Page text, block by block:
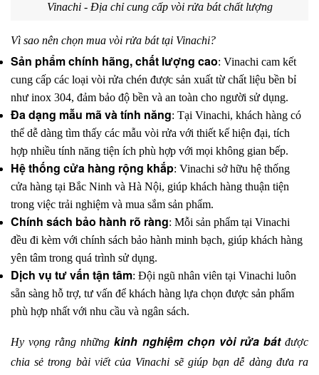
Vinachi - Địa chỉ cung cấp vòi rửa bát chất lượng
Vì sao nên chọn mua vòi rửa bát tại Vinachi?
Sản phẩm chính hãng, chất lượng cao: Vinachi cam kết
cung cấp các loại vòi rửa chén được sản xuất từ chất liệu bền bỉ
như inox 304, đảm bảo độ bền và an toàn cho người sử dụng.
Đa dạng mẫu mã và tính năng: Tại Vinachi, khách hàng có
thể dễ dàng tìm thấy các mẫu vòi rửa với thiết kế hiện đại, tích
hợp nhiều tính năng tiện ích phù hợp với mọi không gian bếp.
Hệ thống cửa hàng rộng khắp: Vinachi sở hữu hệ thống
cửa hàng tại Bắc Ninh và Hà Nội, giúp khách hàng thuận tiện
trong việc trải nghiệm và mua sắm sản phẩm.
Chính sách bảo hành rõ ràng: Mỗi sản phẩm tại Vinachi
đều đi kèm với chính sách bảo hành minh bạch, giúp khách hàng
yên tâm trong quá trình sử dụng.
Dịch vụ tư vấn tận tâm: Đội ngũ nhân viên tại Vinachi luôn
sẵn sàng hỗ trợ, tư vấn để khách hàng lựa chọn được sản phẩm
phù hợp nhất với nhu cầu và ngân sách.
Hy vọng rằng những kinh nghiệm chọn vòi rửa bát được
chia sẻ trong bài viết của Vinachi sẽ giúp bạn dễ dàng đưa ra